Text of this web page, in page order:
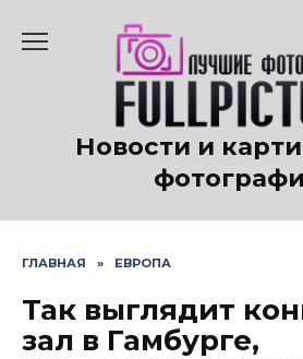
содержанию
Новости и
ГЛАВНАЯ » ЕВРОПА
Так выглядит
зал в Гамбурге,